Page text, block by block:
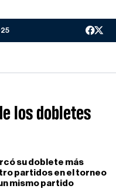
los dobletes
su doblete más
partidos en el torneo
mismo partido